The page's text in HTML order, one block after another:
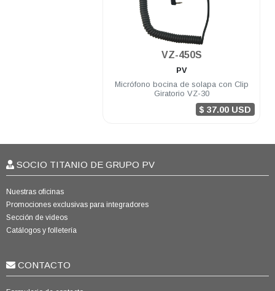
VZ-450S
PV
Micrófono bocina de solapa con Clip
Giratorio VZ-30
$ 37.00 USD
SOCIO TITANIO DE GRUPO PV
Nuestras oficinas
Promociones exclusivas para integradores
Sección de videos
Catálogos y folletería
CONTACTO